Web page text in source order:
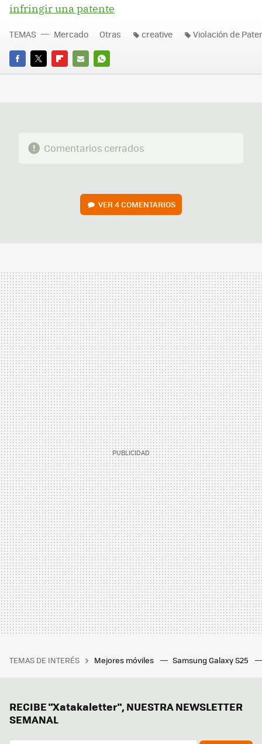
infringir una patente
FACEBOOK
TWITTERFLIPBOARD
E-
WHATSAPP
TEMAS Mercado Otras creative Violación de
Comentarios cerrados
VER4 COMENTARIOS
TEMAS DE INTERÉS Mejores móviles Samsung Galaxy S25
RECIBE "Xatakaletter", NUESTRA NEWSLETTER
SEMANAL